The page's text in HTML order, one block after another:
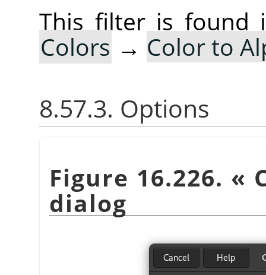
This filter is found
Colors → Color to
8.57.3. Options
Figure 16.226. «
dialog